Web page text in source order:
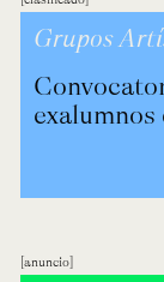
Grupos
anuncio